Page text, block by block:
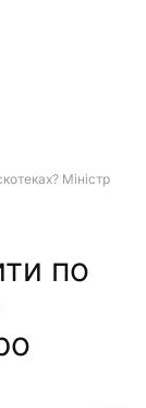
Міністр
по